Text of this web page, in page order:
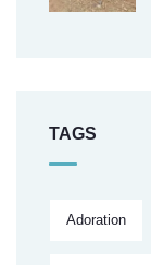
TAGS
Adoration